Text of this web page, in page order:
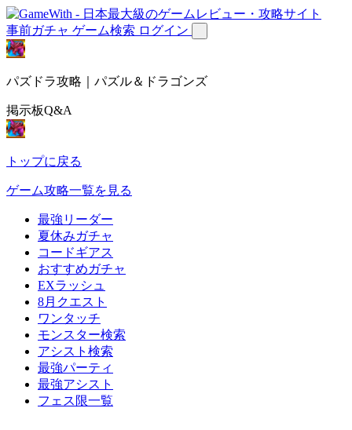
事前ガチャ ゲーム検索 ログイン
パズドラ攻略｜パズル＆ドラゴンズ
掲示板Q&A
トップに戻る
ゲーム攻略一覧を見る
最強リーダー
夏休みガチャ
コードギアス
おすすめガチャ
EXラッシュ
8月クエスト
ワンタッチ
モンスター検索
アシスト検索
最強パーティ
最強アシスト
フェス限一覧